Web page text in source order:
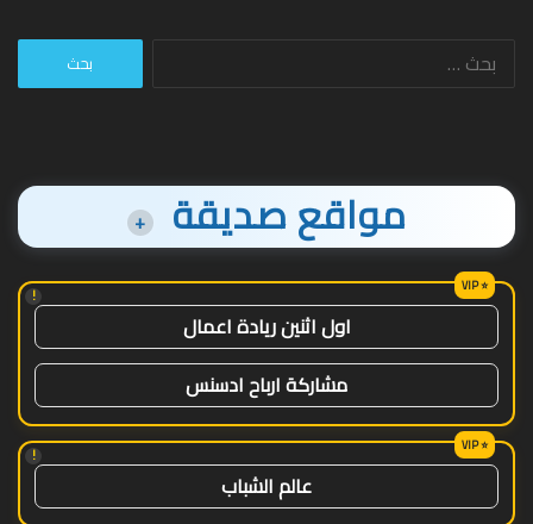
البحث
مواقع صديقة +
!
اول اثنين ريادة اعمال
مشاركة ارباح ادسنس
!
عالم الشباب